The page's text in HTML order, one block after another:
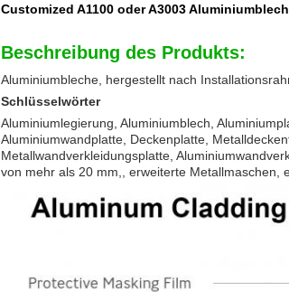
Customized A1100 oder A3003
Beschreibung des Produkts:
Aluminiumbleche, hergestellt nach
Schlüsselwörter
Aluminiumlegierung, Aluminiumblech,
Aluminiumwandplatte, Deckenplatte,
Metallwandverkleidungsplatte,
von mehr als 20 mm,, erweiterte Metallmaschen,